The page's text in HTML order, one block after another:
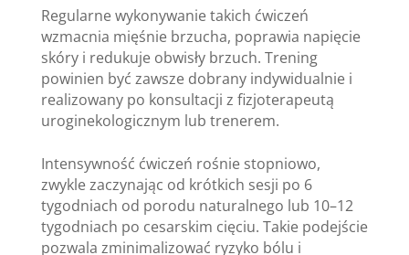
Regularne wykonywanie takich ćwiczeń
wzmacnia mięśnie brzucha, poprawia napięcie
skóry i redukuje obwisły brzuch. Trening
powinien być zawsze dobrany indywidualnie i
realizowany po konsultacji z fizjoterapeutą
uroginekologicznym lub trenerem.
Intensywność ćwiczeń rośnie stopniowo,
zwykle zaczynając od krótkich sesji po 6
tygodniach od porodu naturalnego lub 10–12
tygodniach po cesarskim cięciu. Takie podejście
pozwala zminimalizować ryzyko bólu i